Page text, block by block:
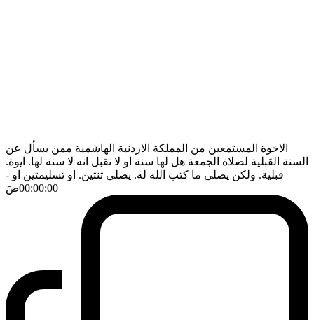
الاخوة المستمعين من المملكة الاردنية الهاشمية ممن يسأل عن
السنة القبلية لصلاة الجمعة هل لها سنة او لا تقبل انه لا سنة لها. ايوة.
قبلية. ولكن يصلي ما كتب الله له. يصلي ثنتين. او تسليمتين او -
00:00:00ضَ